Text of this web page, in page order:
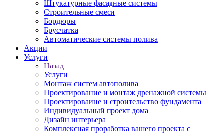
Штукатурные фасадные системы
Строительные смеси
Бордюры
Брусчатка
Автоматические системы полива
Акции
Услуги
Назад
Услуги
Монтаж систем автополива
Проектирование и монтаж дренажной системы
Проектироваине и строительство фундамента
Индивидуальный проект дома
Дизайн интерьера
Комплексная проработка вашего проекта с